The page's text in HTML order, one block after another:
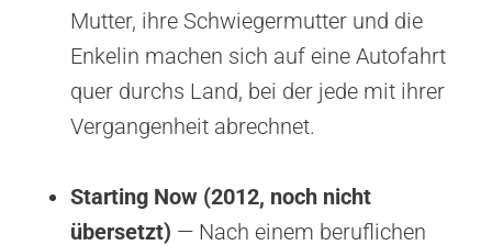
Mutter, ihre Schwiegermutter und die
Enkelin machen sich auf eine Autofahrt
quer durchs Land, bei der jede mit ihrer
Vergangenheit abrechnet.
Starting Now (2012, noch nicht
übersetzt) — Nach einem beruflichen